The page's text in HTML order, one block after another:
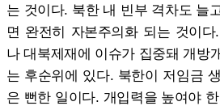
는 것이다. 북한 내 빈부 격차도 늘
면 완전히 자본주의화 되는 것이
나 대북제재에 이슈가 집중돼 개방
는 후순위에 있다. 북한이 저임금
은 뻔한 일이다. 개입력을 높여야